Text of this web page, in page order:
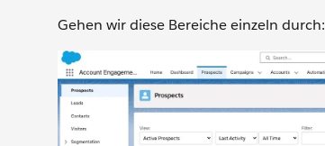
Gehen wir diese Bereiche einzeln durch: